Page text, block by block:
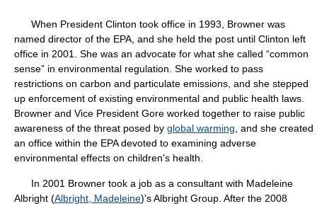
When President Clinton took office in 1993, Browner was
named director of the EPA, and she held the post until Clinton left
office in 2001. She was an advocate for what she called “common
sense” in environmental regulation. She worked to pass
restrictions on carbon and particulate emissions, and she stepped
up enforcement of existing environmental and public health laws.
Browner and Vice President Gore worked together to raise public
awareness of the threat posed by global warming , and she created
an office within the EPA devoted to examining adverse
environmental effects on children's health.
In 2001 Browner took a job as a consultant with Madeleine
Albright (Albright, Madeleine)'s Albright Group. After the 2008